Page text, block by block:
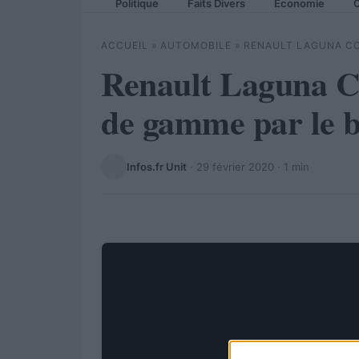
Politique Faits Divers Economie
ACCUEIL » AUTOMOBILE » RENAULT LAGUNA
Renault Laguna
de gamme par le
Infos.fr Unit · 29 février 2020 · 1 min